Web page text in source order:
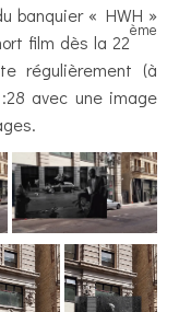
banquier « HWH »
film dès la 22
ème
régulièrement (à
avec une image